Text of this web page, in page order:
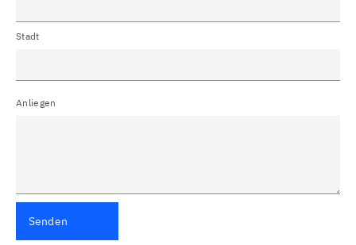
Stadt
Anliegen
Senden